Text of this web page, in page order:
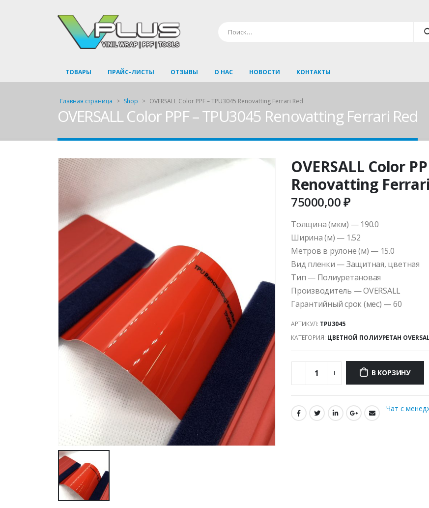
ТОВАРЫ ПРАЙС-ЛИСТЫ ОТЗЫВЫ О НАС НОВОСТИ КОНТАКТЫ
Главная страница > Shop > OVERSALL Color PPF – TPU3045 Renovatting Ferrari Red
OVERSALL Color PPF – TPU3045 Renovatting Ferrari Red
OVERSALL Color
Renovatting
75000,00₽
Толщина (мкм) — 190.0
Ширина (м) — 1.52
Метров в рулоне (м) — 15.0
Вид пленки — Защитная, цветная
Тип — Полиуретановая
Производитель — OVERSALL
Гарантийный срок (мес) — 60
АРТИКУЛ: TPU3045
КАТЕГОРИЯ: ЦВЕТНОЙ ПОЛИУРЕТАН
В КОРЗИНУ
Чат с